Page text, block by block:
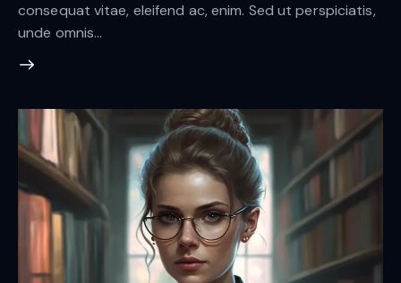
consequat vitae, eleifend ac, enim. Sed ut perspiciatis,
unde omnis…